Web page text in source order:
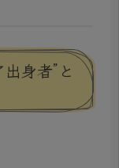
身者”と